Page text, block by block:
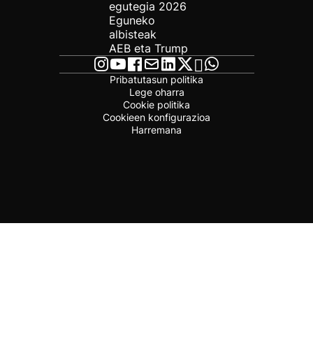
egutegia 2026
Eguneko
albisteak
AEB eta Trump
Pribatutasun politika
Lege oharra
Cookie politika
Cookieen konfigurazioa
Harremana